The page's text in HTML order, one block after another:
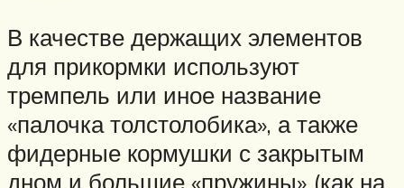
В качестве держащих элементов
для прикормки используют
тремпель или иное название
«палочка толстолобика», а также
фидерные кормушки с закрытым
дном и большие «пружины» (как на